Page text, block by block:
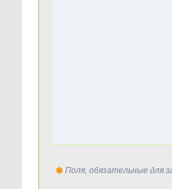
Поля, обязательные для